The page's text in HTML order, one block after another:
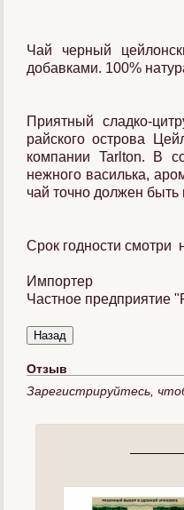
Чай черный
добавками. 100%
Приятный сладко-
райского острова
компании Tarlton. В
нежного василька,
чай точно должен
Срок годности смотри
Импортер
Частное предприятие
Отзыв
Зарегистрируйтесь,